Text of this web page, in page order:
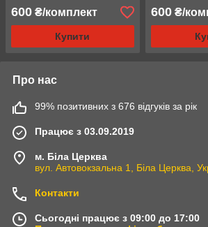
600 ₴/комплект
Купити
600₴/
Про нас
99% позитивних з 676 відгуків за рік
Працює з 03.09.2019
м. Біла Церква
вул. Автовокзальна 1, Біла Церква,
Контакти
Сьогодні працює з 09:00 до 17:00